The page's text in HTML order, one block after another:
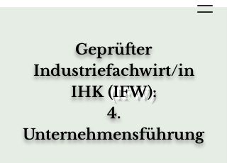
Geprüfter
Industriefachwirt/in
IHK(IFW):
4.
Unternehmensführung